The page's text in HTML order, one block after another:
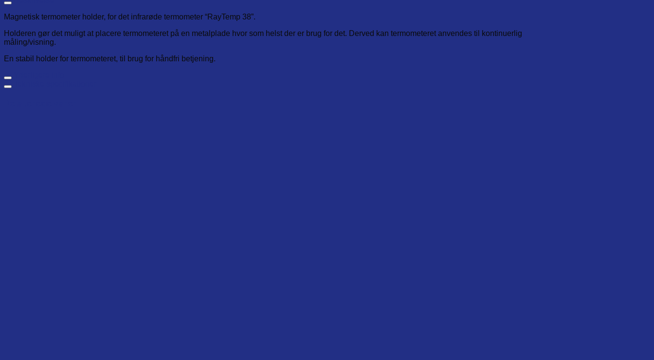
Magnetisk termometer holder, for det infrarøde termometer “RayTemp 38”.
Holderen gør det muligt at placere termometeret på en metalplade hvor som helst der er brug for det. Derved kan termometeret anvendes til kontinuerlig
måling/visning.
En stabil holder for termometeret, til brug for håndfri betjening.